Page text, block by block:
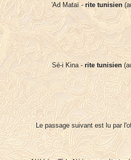
'Ad Mataï -rite tunisien
Sé-i Kina - rite tunisien
Le passage suivant est lu par